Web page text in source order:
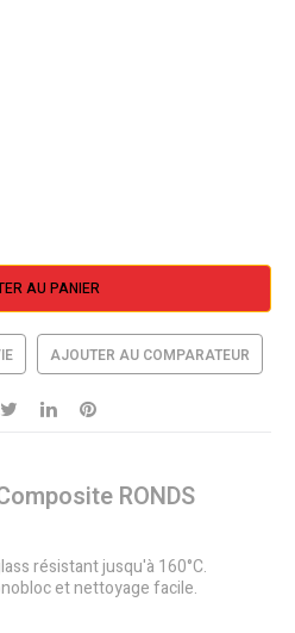
AU PANIER
AJOUTER AU COMPARATEUR
RONDS
résistant jusqu'à 160°C.
et nettoyage facile.